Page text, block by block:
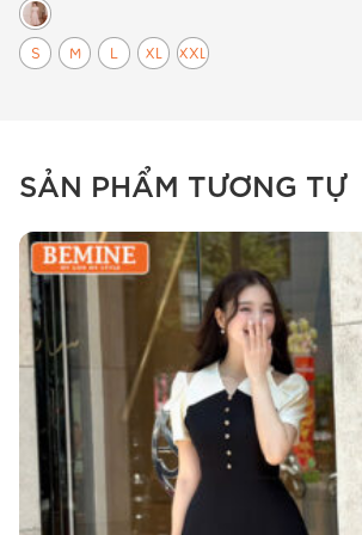
và tự tin.
Chi- sản phẩm
Chất liệu & cảm giác giác
Sản phẩm sử dụng dòng vải
– một trong những loại vải “nịnh
BEMINE từng tuyển chọn. Đặc
này là khả năng hút mồ hôi cực
S M L XL XXL
SẢN PHẨM TƯƠNG TỰ